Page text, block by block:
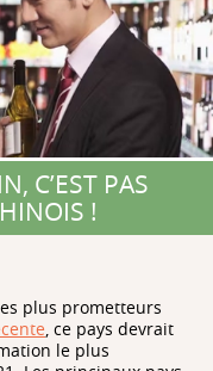
C’EST PAS
!
plus prometteurs
, ce pays devrait
le plus